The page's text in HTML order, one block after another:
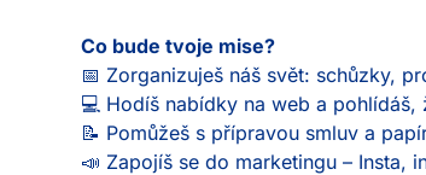
Co bude tvoje mise?
📅 Zorganizuješ náš svět: schůzky,
💻 Hodíš nabídky na web a
📝 Pomůžeš s přípravou smluv a
📣 Zapojíš se do marketingu – Insta,